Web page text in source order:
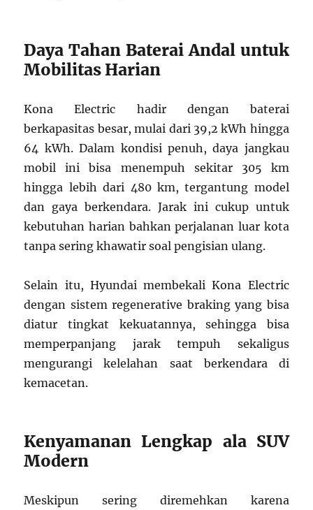
Daya Tahan Baterai Andal untuk
Mobilitas Harian
Kona Electric hadir dengan baterai
berkapasitas besar, mulai dari 39,2 kWh hingga
64 kWh. Dalam kondisi penuh, daya jangkau
mobil ini bisa menempuh sekitar 305 km
hingga lebih dari 480 km, tergantung model
dan gaya berkendara. Jarak ini cukup untuk
kebutuhan harian bahkan perjalanan luar kota
tanpa sering khawatir soal pengisian ulang.
Selain itu, Hyundai membekali Kona Electric
dengan sistem regenerative braking yang bisa
diatur tingkat kekuatannya, sehingga bisa
memperpanjang jarak tempuh sekaligus
mengurangi kelelahan saat berkendara di
kemacetan.
Kenyamanan Lengkap ala SUV
Modern
Meskipun sering diremehkan karena